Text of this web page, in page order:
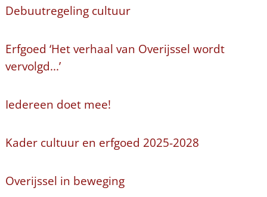
Debuutregeling cultuur
Erfgoed ‘Het verhaal van Overijssel wordt
vervolgd...’
Iedereen doet mee!
Kader cultuur en erfgoed 2025-2028
Overijssel in beweging